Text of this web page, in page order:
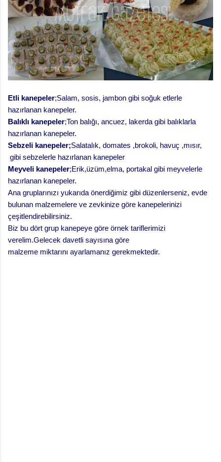
Etli kanepeler;Salam, sosis, jambon gibi soğuk etlerle
hazırlanan kanepeler.
Balıklı kanepeler;Ton balığı, ancuez, lakerda gibi balıklarla
hazırlanan kanepeler.
Sebzeli kanepeler;Salatalık, domates ,brokoli, havuç ,mısır,
gibi sebzelerle hazırlanan kanepeler
Meyveli kanepeler;Erik,üzüm,elma, portakal gibi meyvelerle
hazırlanan kanepeler.
Ana gruplarınızı yukarıda önerdiğimiz gibi düzenlerseniz, evde
bulunan malzemelere ve zevkinize göre kanepelerinizi
çeşitlendirebilirsiniz.
Biz bu dört grup kanepeye göre örnek tariflerimizi
verelim.Gelecek davetli sayısına göre
malzeme miktarını ayarlamanız gerekmektedir.